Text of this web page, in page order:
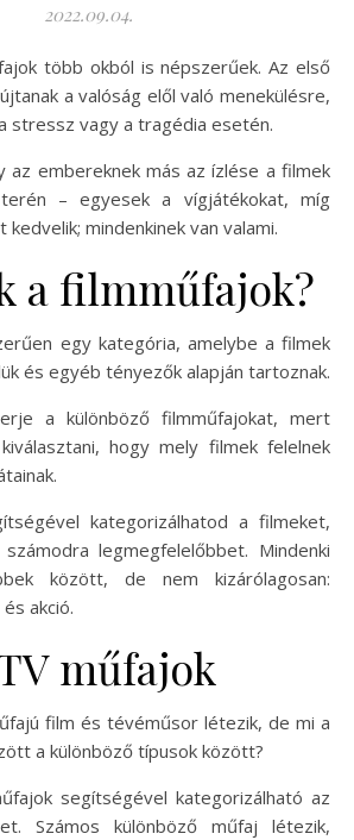
2022.09.04.
a valóság elől való menekülésre,
stressz vagy a tragédia esetén.
az embereknek más az ízlése a filmek
– egyesek a vígjátékokat, míg
mindenkinek van valami.
a filmműfajok?
egy kategória, amelybe a filmek
és egyéb tényezők alapján tartoznak.
a különböző filmműfajokat, mert
hogy mely filmek felelnek
kategorizálhatod a filmeket,
legmegfelelőbbet. Mindenki
között, de nem kizárólagosan:
akció.
műfajok
film és tévéműsor létezik, de mi a
a különböző típusok között?
segítségével kategorizálható az
Számos különböző műfaj létezik,